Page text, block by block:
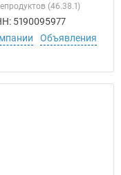
(46.38.1)
5190095977
Объявления